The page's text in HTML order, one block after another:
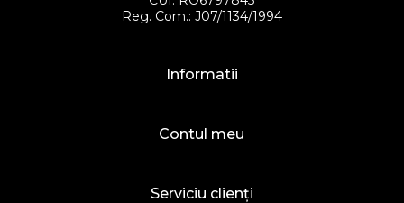
Reg. Com.: J07/1134/1994
Informatii
Contul meu
Serviciu clienți